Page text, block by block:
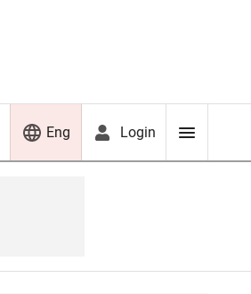
Eng Login